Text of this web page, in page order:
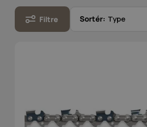
Filtre Sortér: